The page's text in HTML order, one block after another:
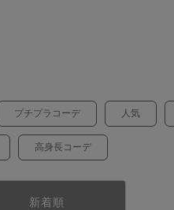
プチプラコーデ 人気
高身長コーデ
新着順